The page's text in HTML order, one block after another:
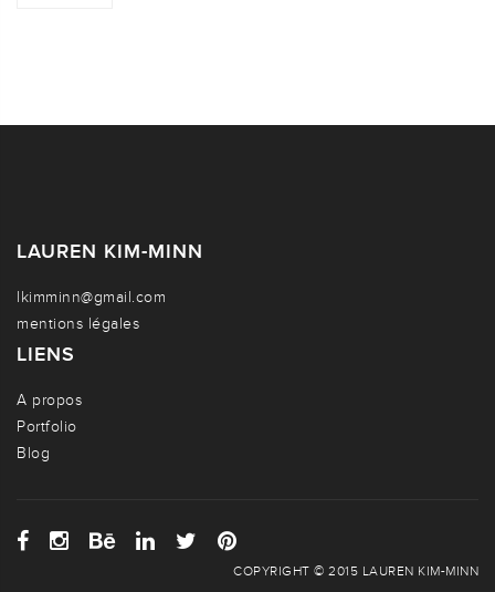
LAUREN KIM-MINN
lkimminn@gmail.com
mentions légales
LIENS
A propos
Portfolio
Blog
COPYRIGHT © 2015 LAUREN KIM-MINN